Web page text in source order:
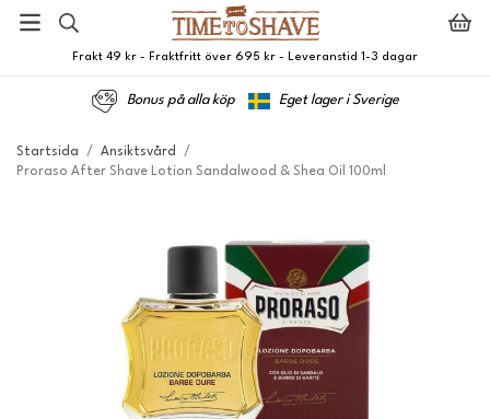
Frakt 49 kr - Fraktfritt över 695 kr - Leveranstid 1-3 dagar
Bonus på alla köp Eget lager i Sverige
Startsida / Ansiktsvård
/
Proraso After Shave Lotion Sandalwood & Shea Oil 100ml